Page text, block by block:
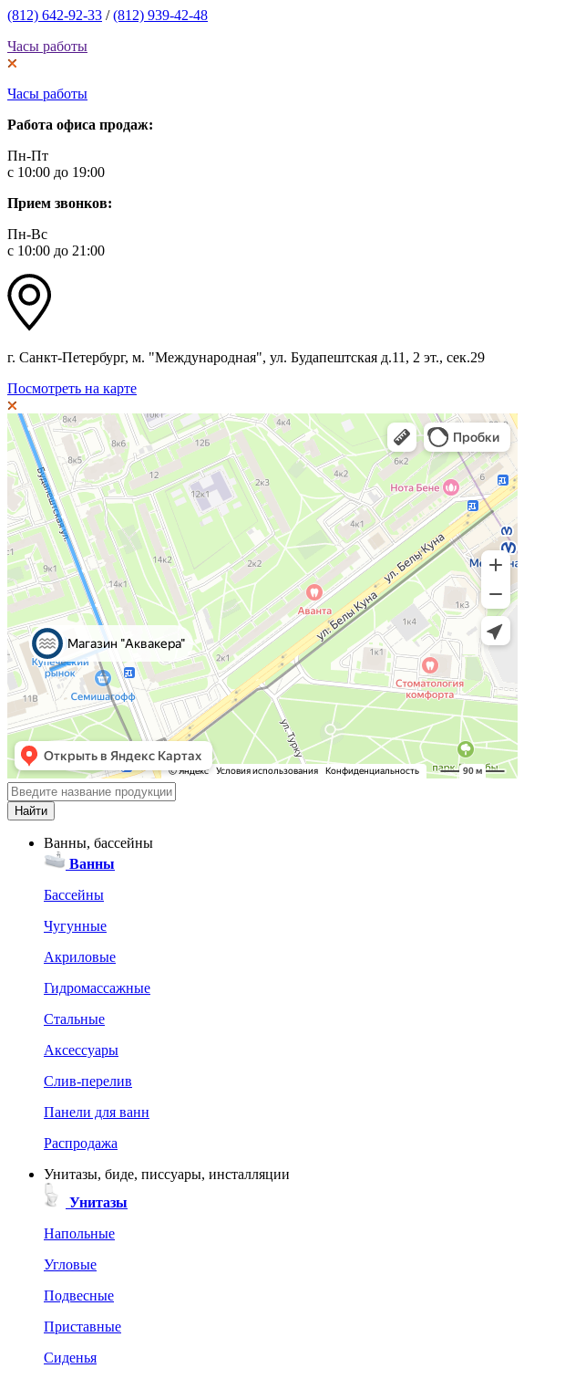
(812) 642-92-33 /(812) 939-42-48
Часы работы
Часы работы
Работа офиса продаж:
Пн-Пт
с 10:00 до 19:00
Прием звонков:
Пн-Вс
с 10:00 до 21:00
г. Санкт-Петербург, м. "Международная", ул. Будапештская д.11, 2 эт., сек.29
Посмотреть на карте
Ванны, бассейны
Ванны
Бассейны
Чугунные
Акриловые
Гидромассажные
Стальные
Аксессуары
Слив-перелив
Панели для ванн
Распродажа
Унитазы, биде, писсуары, инсталляции
Унитазы
Напольные
Угловые
Подвесные
Приставные
Сиденья